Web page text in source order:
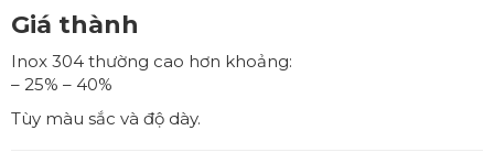
Giá thành
Inox 304 thường cao hơn khoảng:
– 25% – 40%
Tùy màu sắc và độ dày.